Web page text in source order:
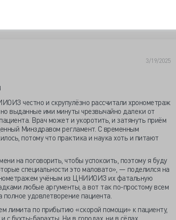
3/19/2025
честно и скрупулёзно рассчитали хронометраж
выданные ими минуты чрезвычайно далеки от
Врач может и укоротить, и затянуть приём
Минздравом регламент. С временным
потому что практика и наука хоть и питают
на поговорить, чтобы успокоить, поэтому я буду
специальности это маловато», — поделился на
учёным из ЦНИИОИЗ их фатальную
любые аргументы, а вот так по-простому всем
удовлетворение пациента.
лимита по прибытию «скорой помощи» к пациенту,
с бухты-барахты. Ни в городах, ни в сёлах